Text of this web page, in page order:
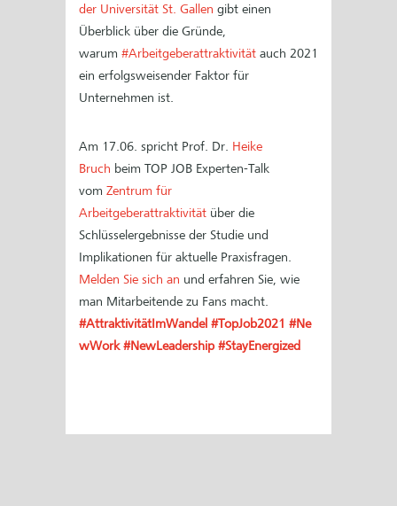
der Universität St. Gallen gibt einen
Überblick über die Gründe,
warum #Arbeitgeberattraktivität auch 2021
ein erfolgsweisender Faktor für
Unternehmen ist.
Am 17.06. spricht Prof. Dr. Heike
Bruch beim TOP JOB Experten-Talk
vom Zentrum für
Arbeitgeberattraktivität über die
Schlüsselergebnisse der Studie und
Implikationen für aktuelle Praxisfragen.
Melden Sie sich an und erfahren Sie, wie
man Mitarbeitende zu Fans macht.
#AttraktivitätImWandel #TopJob2021 #Ne
wWork #NewLeadership #StayEnergized